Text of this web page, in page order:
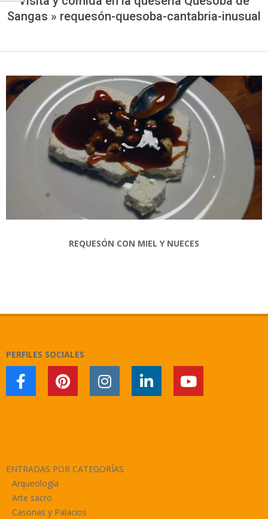
Sangas » requesón-quesoba-cantabria-inusual
REQUESÓN CON MIEL Y NUECES
PERFILES SOCIALES
ENTRADAS POR CATEGORÍAS
Arqueología
Arte sacro
Casonas y Palacios